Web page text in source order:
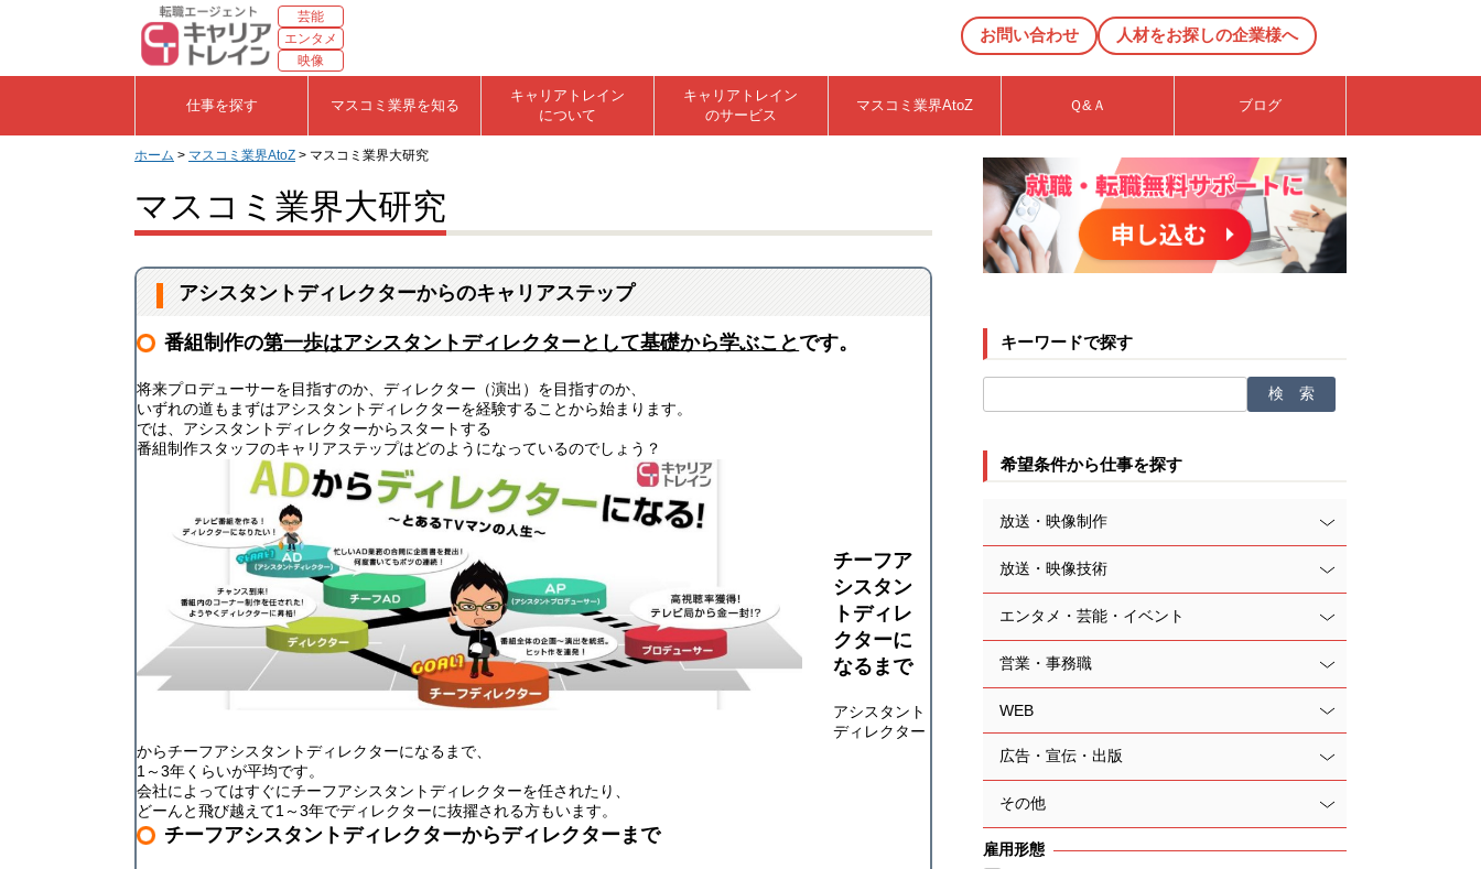
芸能
エンタメ
映像
お問い合わせ 人材をお探しの企業様へ
仕事を探す マスコミ業界を知る
キャリアトレイン
について
キャリアトレイン
のサービス
マスコミ業界AtoZ Ｑ&Ａ ブログ
ホーム > マスコミ業界AtoZ > マスコミ業界大研究
マスコミ業界大研究
アシスタントディレクターからのキャリアステップ
番組制作の第一歩はアシスタントディレクターとして基礎から学ぶこと です。
将来プロデューサーを目指すのか、ディレクター（演出）を目指すのか、
いずれの道もまずはアシスタントディレクターを経験することから始まります。
では、アシスタントディレクターからスタートする
番組制作スタッフのキャリアステップはどのようになっているのでしょう？
チーフア
シスタン
トディレ
クターに
なるまで
アシスタント
ディレクター
からチーフアシスタントディレクターになるまで、
1～3年くらいが平均です。
会社によってはすぐにチーフアシスタントディレクターを任されたり、
どーんと飛び越えて1～3年でディレクターに抜擢される方もいます。
チーフアシスタントディレクターからディレクターまで
キーワードで探す
希望条件から仕事を探す
放送・映像制作
放送・映像技術
エンタメ・芸能・イベント
営業・事務職
WEB
広告・宣伝・出版
その他
雇用形態